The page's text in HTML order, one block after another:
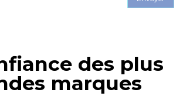
des plus
marques